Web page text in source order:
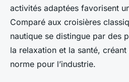
activités adaptées favorisent
Comparé aux croisières
nautique se distingue par des
la relaxation et la santé,
norme pour l’industrie.